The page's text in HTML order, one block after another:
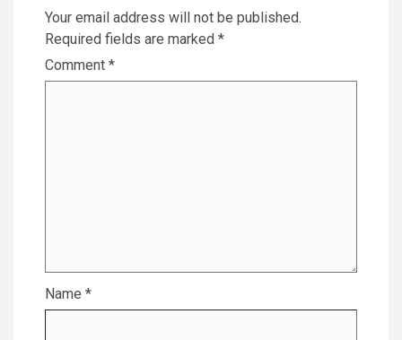
Your email address will not be published.
Required fields are marked *
Comment *
Name *